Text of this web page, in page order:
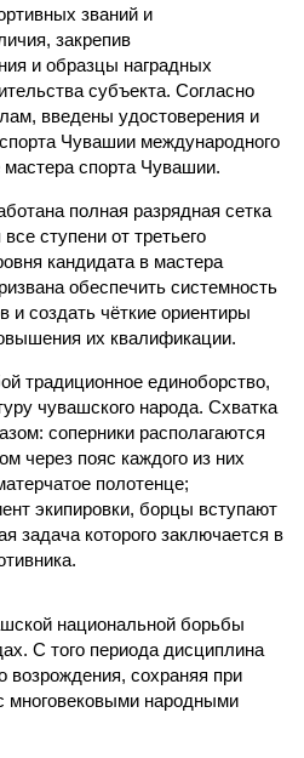
званий и
закрепив
и образцы наградных
субъекта. Согласно
введены удостоверения и
Чувашии международного
спорта Чувашии.
полная разрядная сетка
ступени от третьего
кандидата в мастера
обеспечить системность
и создать чёткие ориентиры
их квалификации.
традиционное единоборство,
чувашского народа. Схватка
соперники располагаются
через пояс каждого из них
полотенце;
экипировки, борцы вступают
задача которого заключается в
национальной борьбы
С того периода дисциплина
возрождения, сохраняя при
многовековыми народными